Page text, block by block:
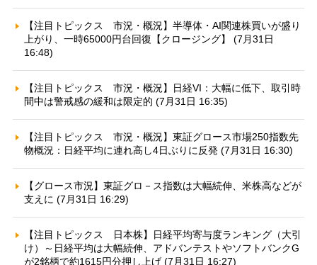
【注目トピックス 市況・概況】半導体・AI関連株買いが盛り
上がり、一時65000円台回復【クロージング】 (7月31日
16:48)
【注目トピックス 市況・概況】日経VI：大幅に低下、取引時
間中は警戒感の緩和は限定的 (7月31日 16:35)
【注目トピックス 市況・概況】東証グロース市場250指数先
物概況：日経平均に連れ高し4日ぶりに反発 (7月31日 16:30)
【グロース市況】東証グロ－ス指数は大幅続伸、米株高などが
支えに (7月31日 16:29)
【注目トピックス 日本株】日経平均寄与度ランキング（大引
け）～日経平均は大幅続伸、アドバンテストやソフトバンクG
が2銘柄で約1615円分押し上げ (7月31日 16:27)